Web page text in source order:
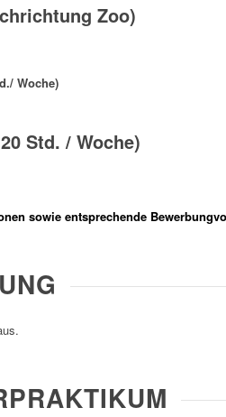
Zoo)
Woche)
Std. / Woche)
sowie entsprechende